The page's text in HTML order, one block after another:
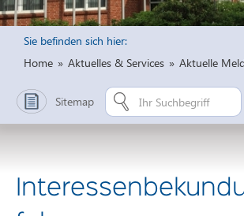
Sie befinden sich hier:
Home » Aktuelles & Services » Aktuelle
Sitemap